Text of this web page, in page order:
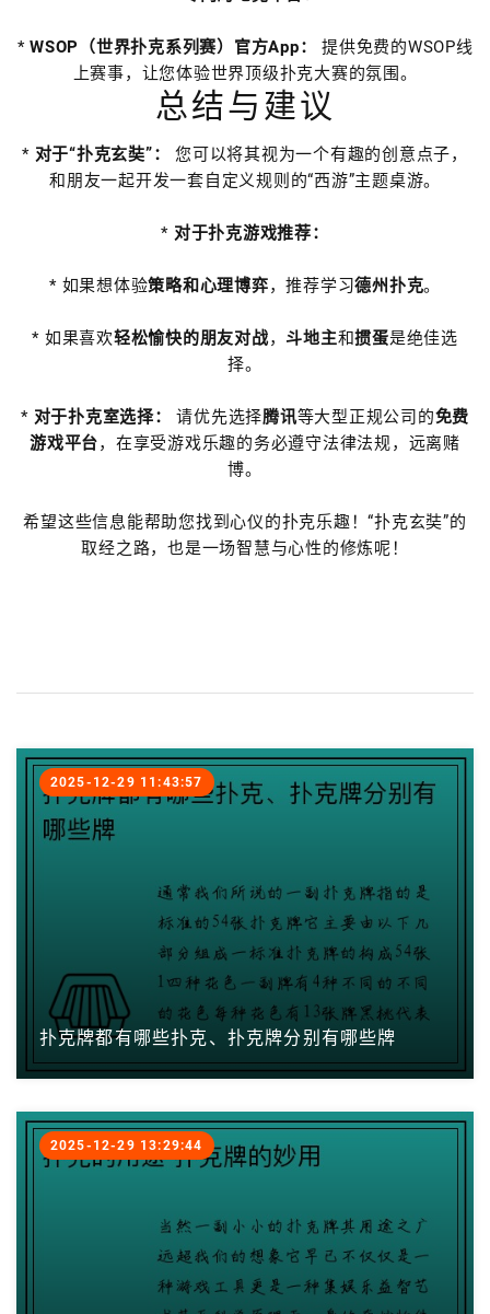
* WSOP（世界扑克系列赛）官方App：
提供免费的WSOP线
上赛事，让您体验世界顶级扑克大赛的氛围。
总结与建议
* 对于“扑克玄奘”：
您可以将其视为一个有趣的创意点子，
和朋友一起开发一套自定义规则的“西游”主题桌游。
* 对于扑克游戏推荐：
* 如果想体验策略和心理博弈，推荐学习德州扑克。
* 如果喜欢轻松愉快的朋友对战， 斗地主和掼蛋是绝佳选
择。
* 对于扑克室选择： 请优先选择腾讯等大型正规公司的免费
游戏平台，在享受游戏乐趣的务必遵守法律法规，远离赌
博。
希望这些信息能帮助您找到心仪的扑克乐趣！“扑克玄奘”的
取经之路，也是一场智慧与心性的修炼呢！
扑克牌都有哪些扑克、扑克牌分别有哪些牌
2025-12-29 11:43:57
2025-12-29 13:29:44